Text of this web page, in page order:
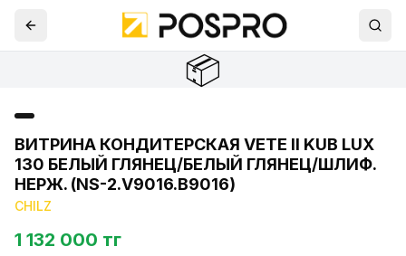
📦
ВИТРИНА КОНДИТЕРСКАЯ VETE II KUB LUX
130 БЕЛЫЙ ГЛЯНЕЦ/БЕЛЫЙ ГЛЯНЕЦ/ШЛИФ.
НЕРЖ. (NS-2.V9016.B9016)
CHILZ
1 132 000 тг